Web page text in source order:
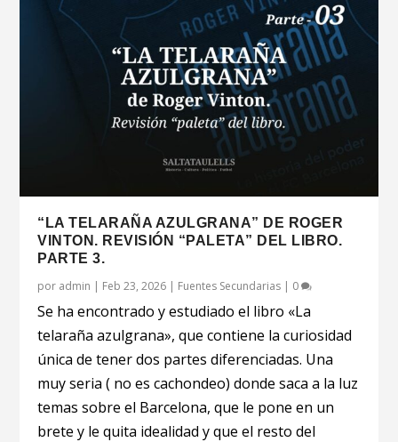
“LA TELARAÑA AZULGRANA” DE ROGER
VINTON. REVISIÓN “PALETA” DEL LIBRO.
PARTE 3.
por admin | Feb 23, 2026 | Fuentes Secundarias | 0
Se ha encontrado y estudiado el libro «La
telaraña azulgrana», que contiene la curiosidad
única de tener dos partes diferenciadas. Una
muy seria ( no es cachondeo) donde saca a la luz
temas sobre el Barcelona, que le pone en un
brete y le quita idealidad y que el resto del